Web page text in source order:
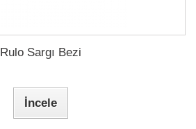
Rulo Sargı Bezi
İncele